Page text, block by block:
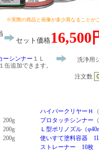
※実際の商品と画像が多少異なることが
セット価格16,500
ーシンナー １Ｌ
缶追加できます。
洗浄用
注文数
ハイパークリヤーＨ
200g プロタッチシンナー
200g
Ｌ型ポリノズル（
200g
使いすて塗料容器
ストレーナー 10枚